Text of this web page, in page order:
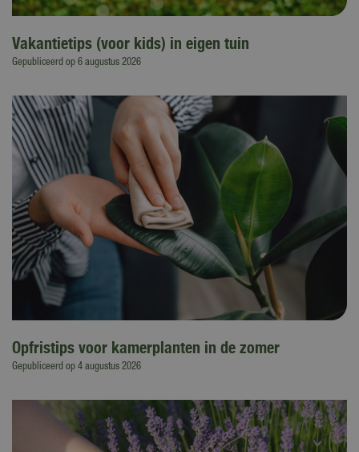
Vakantietips (voor kids) in eigen tuin
Gepubliceerd op 6 augustus 2026
Opfristips voor kamerplanten in de zomer
Gepubliceerd op 4 augustus 2026